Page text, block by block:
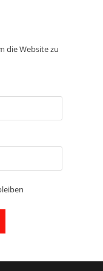
die Website zu